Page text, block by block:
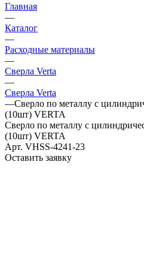
Главная
—
Каталог
—
Расходные материалы
—
Сверла Verta
—
Сверла Verta
—Сверло по металлу с
(10шт) VERTA
Сверло по металлу с
(10шт) VERTA
Арт. VHSS-4241-23
Оставить заявку